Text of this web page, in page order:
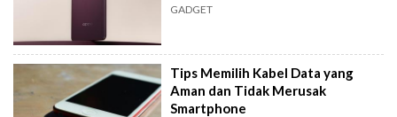
GADGET
Tips Memilih Kabel Data yang
Aman dan Tidak Merusak
Smartphone